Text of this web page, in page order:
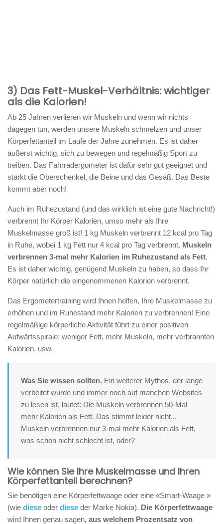
3) Das Fett-Muskel-Verhältnis: wichtiger
als die Kalorien!
Ab 25 Jahren verlieren wir Muskeln und wenn wir nichts
dagegen tun, werden unsere Muskeln schmelzen und unser
Körperfettanteil im Laufe der Jahre zunehmen. Es ist daher
äußerst wichtig, sich zu bewegen und regelmäßig Sport zu
treiben. Das Fahrradergometer ist dafür sehr gut geeignet und
stärkt die Oberschenkel, die Beine und das Gesäß. Das Beste
kommt aber noch!
Auch im Ruhezustand (und das wirklich ist eine gute Nachricht!)
verbrennt Ihr Körper Kalorien, umso mehr als Ihre
Muskelmasse groß ist! 1 kg Muskeln verbrennt 12 kcal pro Tag
in Ruhe, wobei 1 kg Fett nur 4 kcal pro Tag verbrennt. Muskeln
verbrennen 3-mal mehr Kalorien im Ruhezustand als Fett.
Es ist daher wichtig, genügend Muskeln zu haben, so dass Ihr
Körper natürlich die eingenommenen Kalorien verbrennt.
Das Ergometertraining wird Ihnen helfen, Ihre Muskelmasse zu
erhöhen und im Ruhestand mehr Kalorien zu verbrennen! Eine
regelmäßige körperliche Aktivität führt zu einer positiven
Aufwärtsspirale: weniger Fett, mehr Muskeln, mehr verbrannten
Kalorien, usw.
Was Sie wissen sollten. Ein weiterer Mythos, der lange
verbeitet wurde und immer noch auf manchen Websites
zu lesen ist, lautet: Die Muskeln verbrennen 50-Mal
mehr Kalorien als Fett. Das stimmt leider nicht...
Muskeln verbrennen nur 3-mal mehr Kalorien als Fett,
was schon nicht schlecht ist, oder?
Wie können Sie Ihre Muskelmasse und Ihren
Körperfettanteil berechnen?
Sie benötigen eine Körperfettwaage oder eine «Smart-Waage »
(wie diese oder diese der Marke Nokia). Die Körperfettwaage
wird Ihnen genau sagen, aus welchem Prozentsatz von